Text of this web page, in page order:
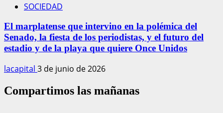
SOCIEDAD
El marplatense que intervino en la polémica del
Senado, la fiesta de los periodistas, y el futuro del
estadio y de la playa que quiere Once Unidos
lacapital 3 de junio de 2026
Compartimos las mañanas